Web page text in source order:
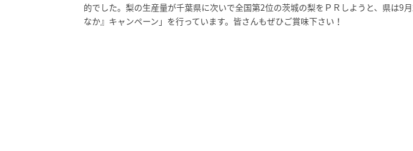
的でした。梨の生産量が千葉県に次いで全国第2位の茨城の梨をＰＲしようと、県は9
なか』キャンペーン」を行っています。皆さんもぜひご賞味下さい！